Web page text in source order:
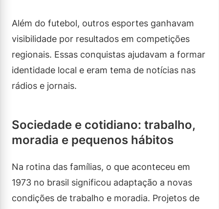
Além do futebol, outros esportes ganhavam
visibilidade por resultados em competições
regionais. Essas conquistas ajudavam a formar
identidade local e eram tema de notícias nas
rádios e jornais.
Sociedade e cotidiano: trabalho,
moradia e pequenos hábitos
Na rotina das famílias, o que aconteceu em
1973 no brasil significou adaptação a novas
condições de trabalho e moradia. Projetos de